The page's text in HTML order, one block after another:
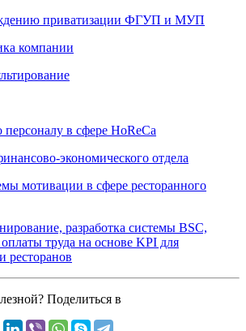
приватизации ФГУП и МУП
компании
в сфере HoReCa
экономического отдела
мотивации в сфере ресторанного
разработка системы BSC,
труда на основе KPI для
ресторанов
Поделиться в